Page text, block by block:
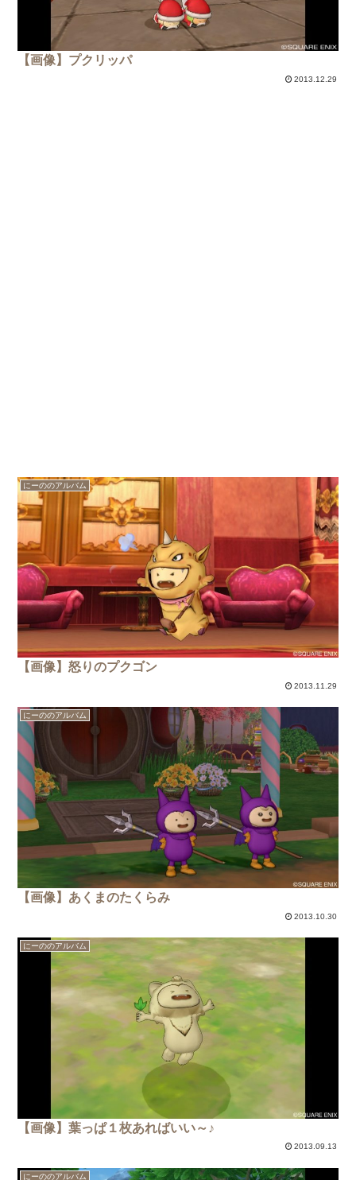
【画像】プクリッパ
2013.12.29
にーののアルバム
【画像】怒りのプクゴン
2013.11.29
にーののアルバム
【画像】あくまのたくらみ
2013.10.30
にーののアルバム
【画像】葉っぱ１枚あればいい～♪
2013.09.13
にーののアルバム